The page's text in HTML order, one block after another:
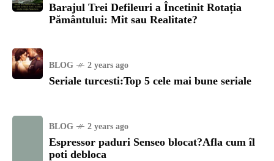
Barajul Trei Defileuri a Încetinit Rotația
Pământului: Mit sau Realitate?
BLOG 2 years ago
Seriale turcesti:Top 5 cele mai bune seriale
BLOG 2 years ago
Espressor paduri Senseo blocat?Afla cum îl
poti debloca